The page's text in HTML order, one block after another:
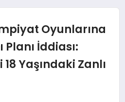
Oyunlarına
Planı İddiası:
Yaşındaki Zanlı